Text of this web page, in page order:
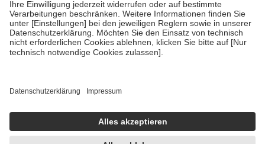
• Kindern und Jugendlichen bis zum vollendeten 18. Lebensjahr
mit Ausnahme der Fahrkosten
• Untersuchungen zur Vorsorge und Früherkennung, die von der
GKV getragen werden
• empfohlenen Schutzimpfungen
Wir nutzen Trusted Shops als unabhängigen Dienstleister für die
getroffen, um sicherzustellen, dass es sich um echte Bewertungen
handelt. Mehr Informationen findest du hier:
https://help.etrusted.com/hc/de/articles/4419944605341